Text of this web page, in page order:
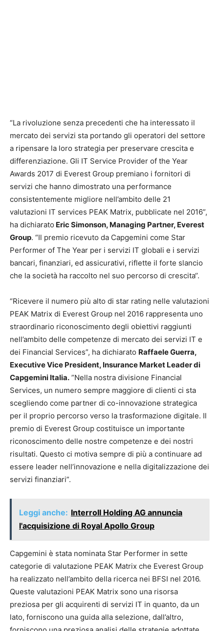
“La rivoluzione senza precedenti che ha interessato il
mercato dei servizi sta portando gli operatori del settore
a ripensare la loro strategia per preservare crescita e
differenziazione. Gli IT Service Provider of the Year
Awards 2017 di Everest Group premiano i fornitori di
servizi che hanno dimostrato una performance
consistentemente migliore nell’ambito delle 21
valutazioni IT services PEAK Matrix, pubblicate nel 2016”,
ha dichiarato Eric Simonson, Managing Partner, Everest
Group. “Il premio ricevuto da Capgemini come Star
Performer of The Year per i servizi IT globali e i servizi
bancari, finanziari, ed assicurativi, riflette il forte slancio
che la società ha raccolto nel suo percorso di crescita‘’.
“Ricevere il numero più alto di star rating nelle valutazioni
PEAK Matrix di Everest Group nel 2016 rappresenta uno
straordinario riconoscimento degli obiettivi raggiunti
nell’ambito delle competenze di mercato dei servizi IT e
dei Financial Services”, ha dichiarato Raffaele Guerra,
Executive Vice President, Insurance Market Leader di
Capgemini Italia. ”Nella nostra divisione Financial
Services, un numero sempre maggiore di clienti ci sta
scegliendo come partner di co-innovazione strategica
per il proprio percorso verso la trasformazione digitale. Il
premio di Everest Group costituisce un importante
riconoscimento delle nostre competenze e dei nostri
risultati. Questo ci motiva sempre di più a continuare ad
essere leader nell’innovazione e nella digitalizzazione dei
servizi finanziari”.
Leggi anche: Interroll Holding AG annuncia
l'acquisizione di Royal Apollo Group
Capgemini è stata nominata Star Performer in sette
categorie di valutazione PEAK Matrix che Everest Group
ha realizzato nell’ambito della ricerca nei BFSI nel 2016.
Queste valutazioni PEAK Matrix sono una risorsa
preziosa per gli acquirenti di servizi IT in quanto, da un
lato, forniscono una guida alla selezione, dall’altro,